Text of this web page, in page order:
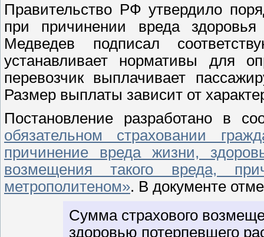
Правительство РФ утвердило
при причинении вреда
Медведев подписал
устанавливает нормативы для
перевозчик выплачивает
Размер выплаты зависит от
Постановление разработано в
обязательном страховании
причинение вреда жизни,
возмещения такого вреда,
метрополитеном». В документе
Сумма страхового
здоровью потерпевшего